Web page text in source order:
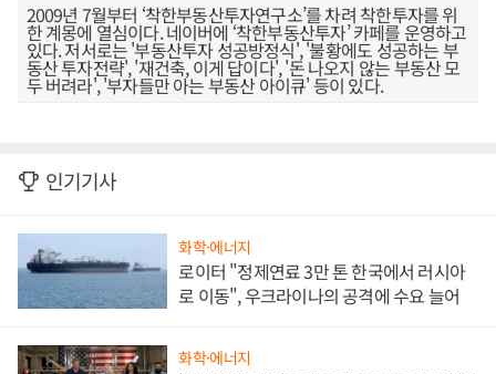
2009년 7월부터 ‘착한부동산투자연구소’를 차려 착한투자를 위
한 계몽에 열심이다. 네이버에 ‘착한부동산투자’ 카페를 운영하고
있다. 저서로는 '부동산투자 성공방정식', '불황에도 성공하는 부
동산 투자전략', '재건축, 이게 답이다', '돈 나오지 않는 부동산 모
두 버려라', '부자들만 아는 부동산 아이큐' 등이 있다.
인기기사
화학·에너지
로이터 "정제연료 3만 톤 한국에서 러시아
로 이동", 우크라이나의 공격에 수요 늘어
화학·에너지